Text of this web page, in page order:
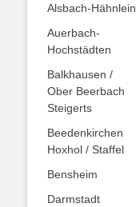
Alsbach-Hähnlein
Auerbach-
Hochstädten
Balkhausen /
Ober Beerbach
Steigerts
Beedenkirchen
Hoxhol / Staffel
Bensheim
Darmstadt